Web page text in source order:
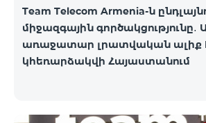
Team Telecom Armenia-ն
միջազգային գործակցությունը․
առաջատար լրատվական ալիք
կհեռարձակվի Հայաստանում